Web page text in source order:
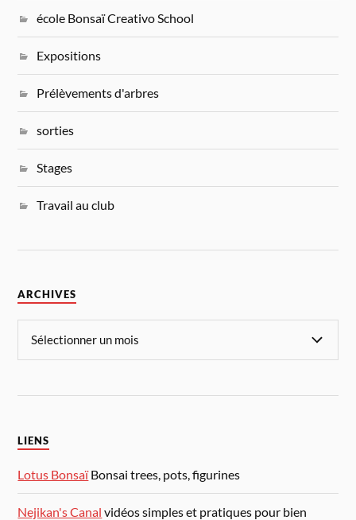
école Bonsaï Creativo School
Expositions
Prélèvements d'arbres
sorties
Stages
Travail au club
ARCHIVES
LIENS
Lotus BonsaïBonsai trees, pots, figurines
Nejikan's Canal vidéos simples et pratiques pour bien